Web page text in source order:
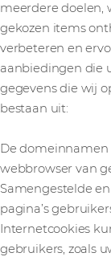
meerdere doelen,
gekozen items
verbeteren en
aanbiedingen die
gegevens die wij
bestaan uit:
De domeinnamen
webbrowser van
Samengestelde
pagina’s
Internetcookies
gebruikers, zoals